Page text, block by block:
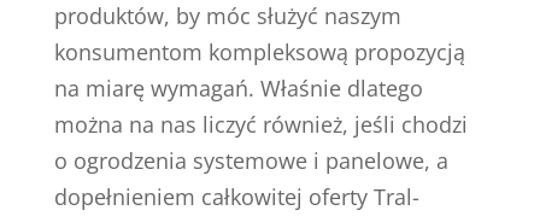
produktów, by móc służyć naszym
konsumentom kompleksową propozycją
na miarę wymagań. Właśnie dlatego
można na nas liczyć również, jeśli chodzi
o ogrodzenia systemowe i panelowe, a
dopełnieniem całkowitej oferty Tral-